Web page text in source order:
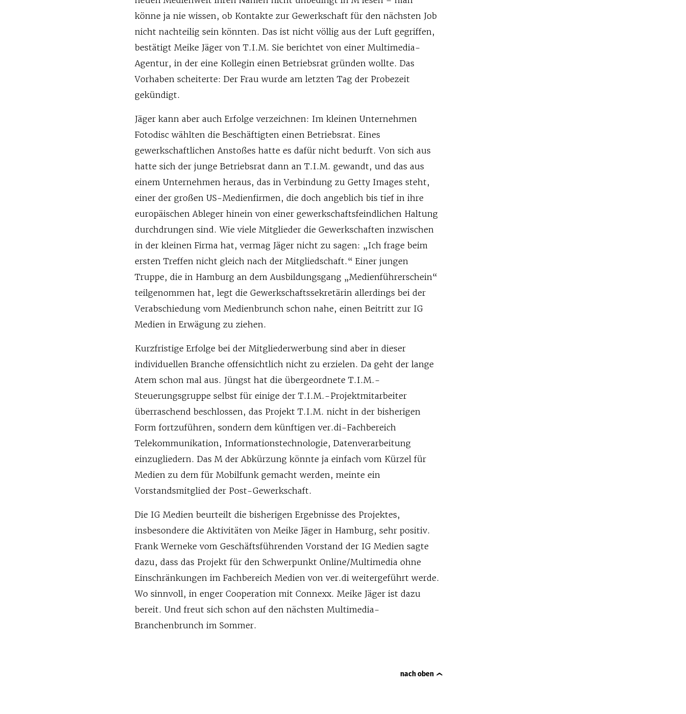
könne ja nie wissen, ob Kontakte zur Gewerkschaft für den nächsten Job
nicht nachteilig sein könnten. Das ist nicht völlig aus der Luft gegriffen,
bestätigt Meike Jäger von T.I.M. Sie berichtet von einer Multimedia-
Agentur, in der eine Kollegin einen Betriebsrat gründen wollte. Das
Vorhaben scheiterte: Der Frau wurde am letzten Tag der Probezeit
gekündigt.
Jäger kann aber auch Erfolge verzeichnen: Im kleinen Unternehmen
Fotodisc wählten die Beschäftigten einen Betriebsrat. Eines
gewerkschaftlichen Anstoßes hatte es dafür nicht bedurft. Von sich aus
hatte sich der junge Betriebsrat dann an T.I.M. gewandt, und das aus
einem Unternehmen heraus, das in Verbindung zu Getty Images steht,
einer der großen US-Medienfirmen, die doch angeblich bis tief in ihre
europäischen Ableger hinein von einer gewerkschaftsfeindlichen Haltung
durchdrungen sind. Wie viele Mitglieder die Gewerkschaften inzwischen
in der kleinen Firma hat, vermag Jäger nicht zu sagen: „Ich frage beim
ersten Treffen nicht gleich nach der Mitgliedschaft.“ Einer jungen
Truppe, die in Hamburg an dem Ausbildungsgang „Medienführerschein“
teilgenommen hat, legt die Gewerkschaftssekretärin allerdings bei der
Verabschiedung vom Medienbrunch schon nahe, einen Beitritt zur IG
Medien in Erwägung zu ziehen.
Kurzfristige Erfolge bei der Mitgliederwerbung sind aber in dieser
individuellen Branche offensichtlich nicht zu erzielen. Da geht der lange
Atem schon mal aus. Jüngst hat die übergeordnete T.I.M.-
Steuerungsgruppe selbst für einige der T.I.M.-Projektmitarbeiter
überraschend beschlossen, das Projekt T.I.M. nicht in der bisherigen
Form fortzuführen, sondern dem künftigen ver.di-Fachbereich
Telekommunikation, Informationstechnologie, Datenverarbeitung
einzugliedern. Das M der Abkürzung könnte ja einfach vom Kürzel für
Medien zu dem für Mobilfunk gemacht werden, meinte ein
Vorstandsmitglied der Post-Gewerkschaft.
Die IG Medien beurteilt die bisherigen Ergebnisse des Projektes,
insbesondere die Aktivitäten von Meike Jäger in Hamburg, sehr positiv.
Frank Werneke vom Geschäftsführenden Vorstand der IG Medien sagte
dazu, dass das Projekt für den Schwerpunkt Online/Multimedia ohne
Einschränkungen im Fachbereich Medien von ver.di weitergeführt werde.
Wo sinnvoll, in enger Cooperation mit Connexx. Meike Jäger ist dazu
bereit. Und freut sich schon auf den nächsten Multimedia-
Branchenbrunch im Sommer.
nach oben